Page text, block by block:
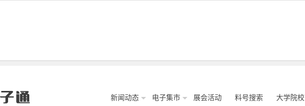
新闻动态 电子集市 展会活动 料号搜索 大学院校